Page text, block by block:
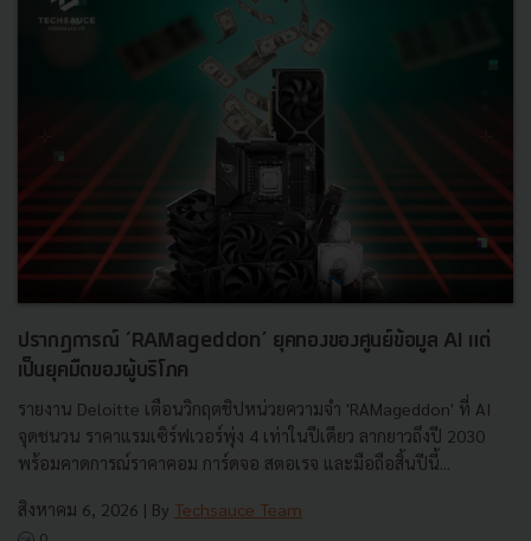
ปรากฏการณ์ ‘RAMageddon’ ยุคทองของศูนย์ข้อมูล AI แต่
เป็นยุคมืดของผู้บริโภค
รายงาน Deloitte เตือนวิกฤตชิปหน่วยความจำ 'RAMageddon' ที่ AI
จุดชนวน ราคาแรมเซิร์ฟเวอร์พุ่ง 4 เท่าในปีเดียว ลากยาวถึงปี 2030
พร้อมคาดการณ์ราคาคอม การ์ดจอ สตอเรจ และมือถือสิ้นปีนี้...
สิงหาคม 6, 2026 | By Techsauce Team